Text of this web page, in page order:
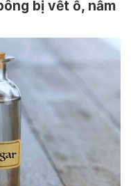
bị vết ố, nấm